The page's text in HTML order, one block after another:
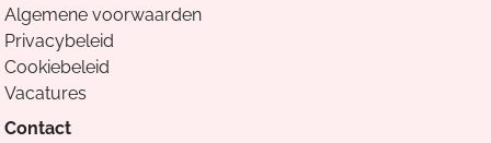
Algemene voorwaarden
Privacybeleid
Cookiebeleid
Vacatures
Contact